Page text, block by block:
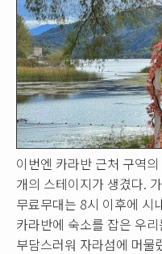
이번엔 카라반 근처 구역
개의 스테이지가 생겼다.
무료무대는 8시 이후에 시
카라반에 숙소를 잡은 우
부담스러워 자라섬에 머물